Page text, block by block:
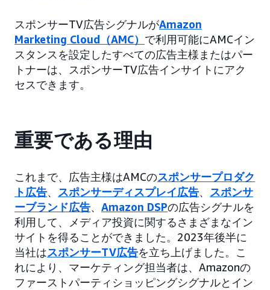
スポンサーTV広告シグナルがAmazon
Marketing Cloud（AMC） で利用可能にAMCイン
スタンスを設定したすべての広告主様またはパー
トナーは、スポンサーTV広告インサイトにアク
セスできます。
重要である理由
これまで、広告主様はAMCのスポンサープロダク
ト広告、 スポンサーディスプレイ広告、 スポンサ
ーブランド広告、 Amazon DSPの広告シグナルを
利用して、メディア投資に関するさまざまなイン
サイトを得ることができました。2023年後半に
当社はスポンサーTV広告を立ち上げました。こ
れにより、マーケティング担当者は、Amazonの
ファーストパーティショッピングシグナルとイン